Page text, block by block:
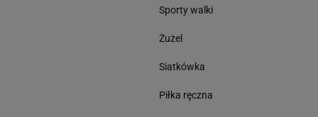
Sporty walki
Żużel
Siatkówka
Piłka ręczna